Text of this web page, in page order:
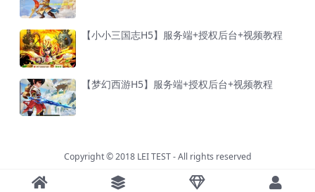
【小小三国志H5】服务端+授权后台+视频教程
【梦幻西游H5】服务端+授权后台+视频教程
Copyright © 2018 LEI TEST- All rights reserved